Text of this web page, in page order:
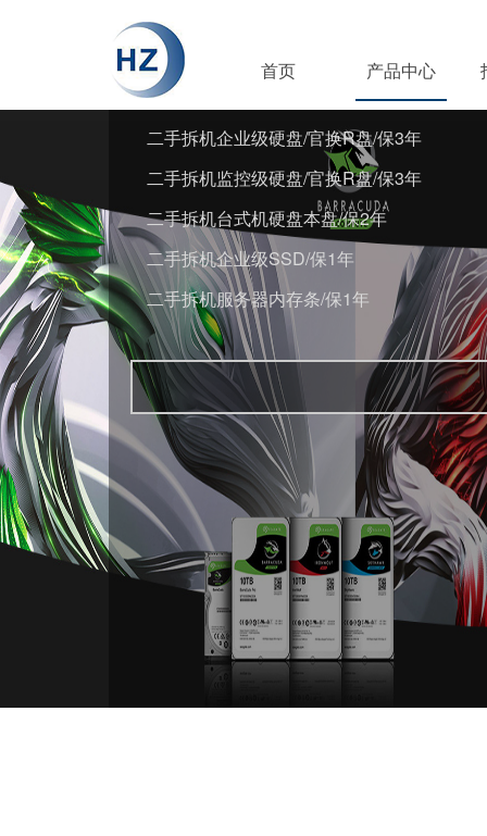
首页 产品中心
二手拆机企业级硬盘/官换R盘/保3年
二手拆机监控级硬盘/官换R盘/保3年
二手拆机台式机硬盘本盘/保2年
二手拆机企业级SSD/保1年
二手拆机服务器内存条/保1年